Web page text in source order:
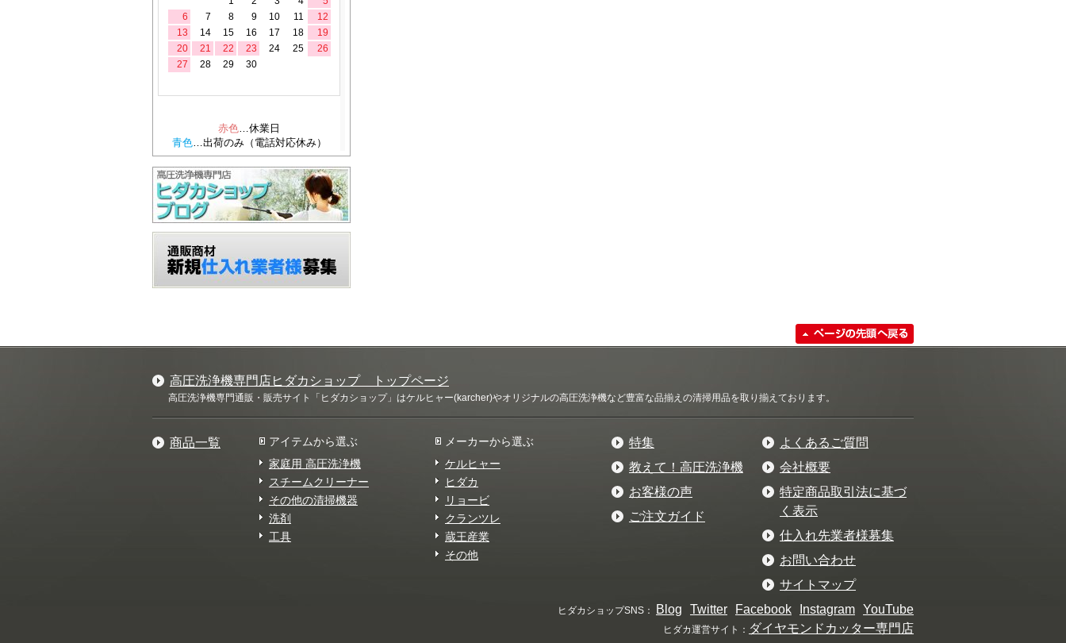
高圧洗浄機専門店ヒダカショップ トップページ
高圧洗浄機専門通販・販売サイト「ヒダカショップ」はケルヒャー(karcher)やオリジナルの高圧洗浄機など豊富な品揃えの清掃用品を取り揃えております。
商品一覧
アイテムから選ぶ
家庭用 高圧洗浄機
スチームクリーナー
その他の清掃機器
洗剤
工具
メーカーから選ぶ
ケルヒャー
ヒダカ
リョービ
クランツレ
蔵王産業
その他
特集
教えて！高圧洗浄機
お客様の声
ご注文ガイド
よくあるご質問
会社概要
特定商品取引法に基づ
く表示
仕入れ先業者様募集
お問い合わせ
サイトマップ
ヒダカショップSNS： Blog Twitter Facebook Instagram YouTube
ヒダカ運営サイト： ダイヤモンドカッター専門店